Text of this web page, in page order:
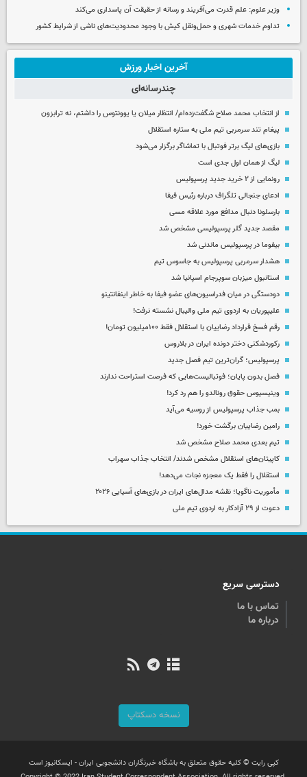
وزیر علوم: علم قدرت می‌آفریند و رسانه از حقیقت آن پاسداری می‌کند
تداوم خدمات شهری و حمل‌ونقل کیش با وجود محدودیت‌های ناشی از شرایط کشور
آخرین اخبار ورزش
چندرسانه‌ای
از انتخاب محمد صلاح شگفت‌زده‌ام/ انتظار میلان یا یوونتوس را داشتم، نه ترابزون
پیغام تند سرمربی تیم ملی به ستاره استقلال
بازی‌های لیگ برتر فوتبال با تماشاگر برگزار می‌شود
لیگ از همان اول جدی است
رونمایی از ۲ خرید جدید پرسپولیس
ادعای جنجالی تلگراف درباره رئیس فیفا
بارسلونا دنبال مدافع مورد علاقه مسی
مقصد جدید گلر پرسپولیسی مشخص شد
بیفوما در پرسپولیس ماندنی شد
هشدار سرمربی پرسپولیس به جاسوس تیم
استانبول میزبان سوپرجام اسپانیا شد
دودستگی در میان فدراسیون‌های عضو فیفا به خاطر اینفانتینو
علیپوریان به اردوی تیم ملی والیبال نشسته نرفت!
رقم فسخ قرارداد رضاییان با استقلال فقط ۱۰۰میلیون تومان!
رکوردشکنی دختر دونده ایران در بلاروس
پرسپولیس؛ گران‌ترین تیم فصل جدید
فصل بدون پایان؛ فوتبالیست‌هایی که فرصت استراحت ندارند
وینیسیوس حقوق رونالدو را هم رد کرد!
بمب جذاب پرسپولیس از روسیه می‌آید
رامین رضاییان برگشت خورد!
تیم بعدی محمد صلاح مشخص شد
کاپیتان‌های استقلال مشخص شدند/ انتخاب جذاب سهراب
استقلال را فقط یک معجزه نجات می‌دهد!
مأموریت ناگویا؛ نقشه مدال‌های ایران در بازی‌های آسیایی ۲۰۲۶
دعوت از ۲۹ آزادکار به اردوی تیم ملی
دسترسی سریع
تماس با ما
درباره ما
نسخه دسکتاپ
کپی رایت © کلیه حقوق متعلق به باشگاه خبرنگاران دانشجویی ایران - ایسکانیوز است